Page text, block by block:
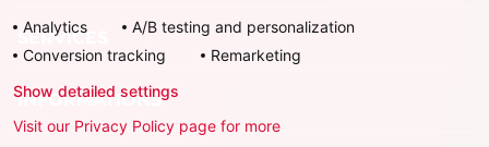
SERVICES
INFORMATIONS
Analytics
A/B testing and personalization
Conversion tracking
Remarketing
Show detailed settings
Visit our Privacy Policy page for more